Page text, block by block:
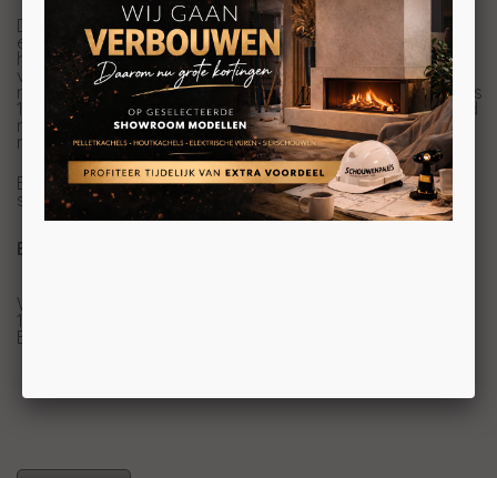
De Edilkamin Kira EVO is een duurzame pelletkachel die
een rendement heeft van maar liefst 90%. Deze kachel
heeft een vermogen van 14,3 kW en is daarom geschikt
voor woonruimte van 375m3. Dankzij het pelletreservoir
met een capaciteit van 30 kilo en het verbruik van slechts
1,0-3,3 kilo per uur, brandt de kachel op de laagste stand
maximaal 30 uur achter elkaar en op de hoogste stand
minimaal 9 uur.
Bij deze kachel zit er de radiobesturing 'Mind Remote'
standaard bij.
Bewonder Edilkamin pelletkachels zelf
Wilt u een pelletkachel in het echt zien? Kom naar onze
1200m2 showroom in Breda om een pelletkachel van
Edilkamin in het echt te bewonderen.